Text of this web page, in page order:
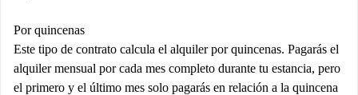
Por quincenas
Este tipo de contrato calcula el alquiler por quincenas. Pagarás el
alquiler mensual por cada mes completo durante tu estancia, pero
el primero y el último mes solo pagarás en relación a la quincena